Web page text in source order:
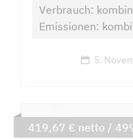
Verbrauch:
Emissionen:
5.
419,67 € netto /